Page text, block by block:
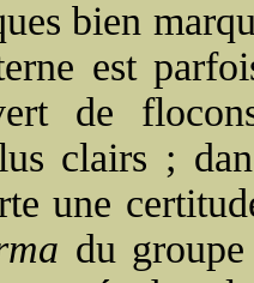
bien
est
de
clairs ;
une
du